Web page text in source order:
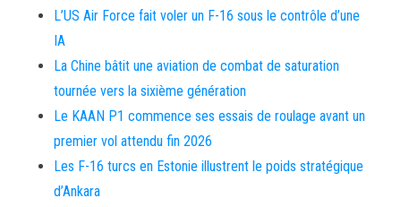
L’US Air Force fait voler un F-16 sous le contrôle d’une
IA
La Chine bâtit une aviation de combat de saturation
tournée vers la sixième génération
Le KAAN P1 commence ses essais de roulage avant un
premier vol attendu fin 2026
Les F-16 turcs en Estonie illustrent le poids stratégique
d’Ankara